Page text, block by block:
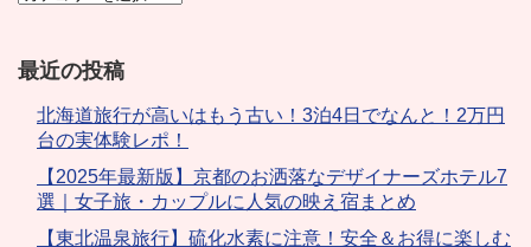
最近の投稿
北海道旅行が高いはもう古い！3泊4日でなんと！2万円
台の実体験レポ！
【2025年最新版】京都のお洒落なデザイナーズホテル7
選｜女子旅・カップルに人気の映え宿まとめ
【東北温泉旅行】硫化水素に注意！安全＆お得に楽しむ